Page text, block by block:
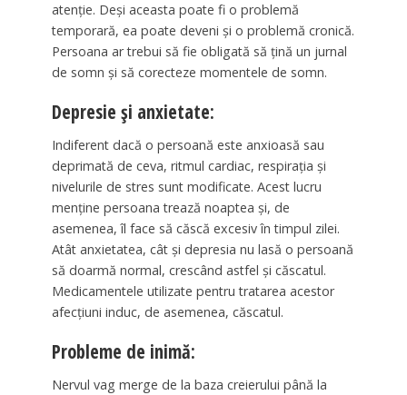
atenție. Deși aceasta poate fi o problemă
temporară, ea poate deveni și o problemă cronică.
Persoana ar trebui să fie obligată să țină un jurnal
de somn și să corecteze momentele de somn.
Depresie și anxietate:
Indiferent dacă o persoană este anxioasă sau
deprimată de ceva, ritmul cardiac, respirația și
nivelurile de stres sunt modificate. Acest lucru
menține persoana trează noaptea și, de
asemenea, îl face să căscă excesiv în timpul zilei.
Atât anxietatea, cât și depresia nu lasă o persoană
să doarmă normal, crescând astfel și căscatul.
Medicamentele utilizate pentru tratarea acestor
afecțiuni induc, de asemenea, căscatul.
Probleme de inimă:
Nervul vag merge de la baza creierului până la